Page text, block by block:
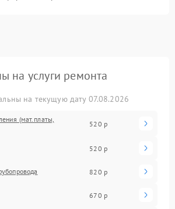
на услуги ремонта
на текущую дату 07.08.2026
(мат.платы,
520 р
520 р
820 р
670 р